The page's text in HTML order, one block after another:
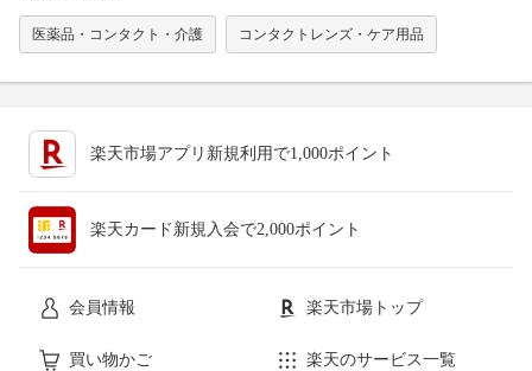
医薬品・コンタクト・介護 コンタクトレンズ・ケア用品
楽天市場アプリ新規利用で1,000ポイント
楽天カード新規入会で2,000ポイント
会員情報 楽天市場トップ
買い物かご 楽天のサービス一覧